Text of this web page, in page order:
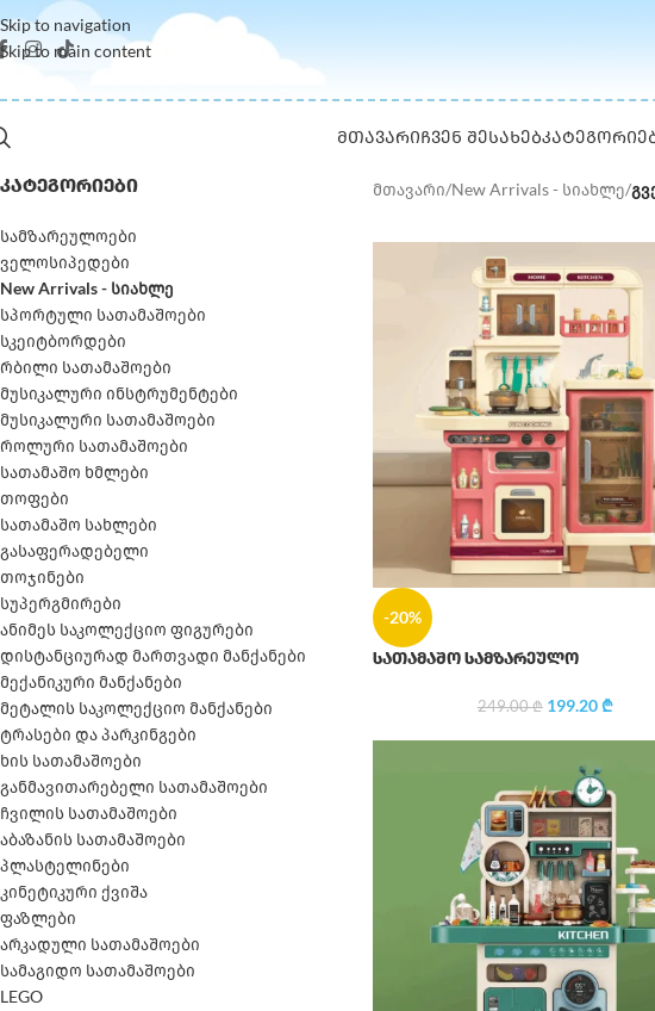
Skip to navigation
Skip to main content
ᲛᲗᲐᲕᲐᲠᲘᲩᲕᲔᲜ ᲨᲔᲡᲐᲮᲔᲑ
ᲙᲐᲢᲔᲒᲝᲠᲘᲔᲑᲘ
სამზარეულოები
ველოსიპედები
New Arrivals - სიახლე
სპორტული სათამაშოები
სკეიტბორდები
რბილი სათამაშოები
მუსიკალური ინსტრუმენტები
მუსიკალური სათამაშოები
როლური სათამაშოები
სათამაშო ხმლები
თოფები
სათამაშო სახლები
გასაფერადებელი
თოჯინები
სუპერგმირები
ანიმეს საკოლექციო ფიგურები
დისტანციურად მართვადი მანქანები
მექანიკური მანქანები
მეტალის საკოლექციო მანქანები
ტრასები და პარკინგები
ხის სათამაშოები
განმავითარებელი სათამაშოები
ჩვილის სათამაშოები
აბაზანის სათამაშოები
პლასტელინები
კინეტიკური ქვიშა
ფაზლები
არკადული სათამაშოები
სამაგიდო სათამაშოები
LEGO
მთავარი/New Arrivals - სიახლე/
-20%
სათამაშო სამზარეულო
249.00₾ 199.20₾